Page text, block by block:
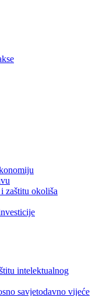
zaštitu okoliša
intelektualnog
savjetodavno vijeće